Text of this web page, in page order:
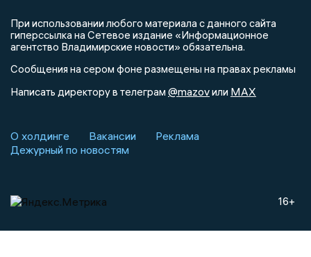
При использовании любого материала с данного сайта
гиперссылка на Сетевое издание «Информационное
агентство Владимирские новости» обязательна.
Сообщения на сером фоне размещены на правах рекламы
Написать директору в телеграм @mazovили MAX
О холдинге Вакансии
Реклама
Дежурный по новостям
16+